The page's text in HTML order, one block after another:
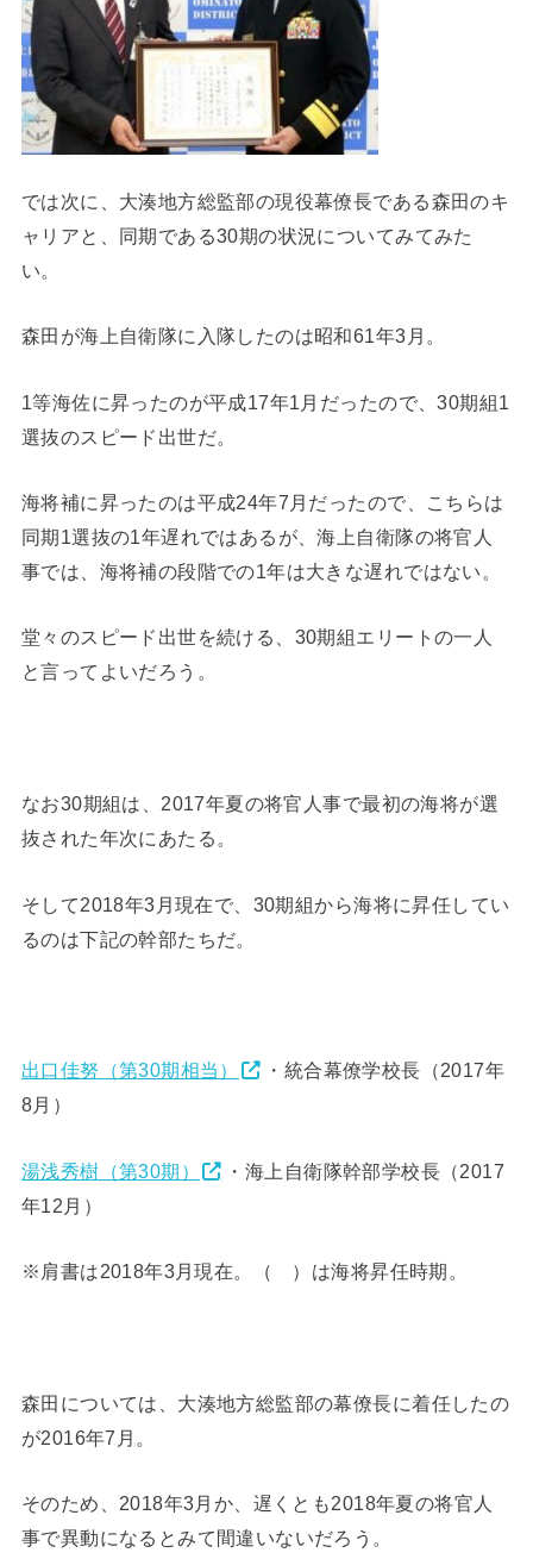
では次に、大湊地方総監部の現役幕僚長である森田のキ
ャリアと、同期である30期の状況についてみてみた
い。
森田が海上自衛隊に入隊したのは昭和61年3月。
1等海佐に昇ったのが平成17年1月だったので、30期組1
選抜のスピード出世だ。
海将補に昇ったのは平成24年7月だったので、こちらは
同期1選抜の1年遅れではあるが、海上自衛隊の将官人
事では、海将補の段階での1年は大きな遅れではない。
堂々のスピード出世を続ける、30期組エリートの一人
と言ってよいだろう。
なお30期組は、2017年夏の将官人事で最初の海将が選
抜された年次にあたる。
そして2018年3月現在で、30期組から海将に昇任してい
るのは下記の幹部たちだ。
出口佳努（第30期相当）
・統合幕僚学校長（2017年
8月）
湯浅秀樹（第30期）
・海上自衛隊幹部学校長（2017
年12月）
※肩書は2018年3月現在。（ ）は海将昇任時期。
森田については、大湊地方総監部の幕僚長に着任したの
が2016年7月。
そのため、2018年3月か、遅くとも2018年夏の将官人
事で異動になるとみて間違いないだろう。